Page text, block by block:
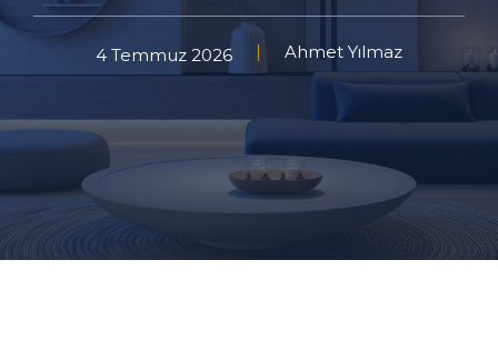
4 Temmuz 2026 Ahmet Yılmaz